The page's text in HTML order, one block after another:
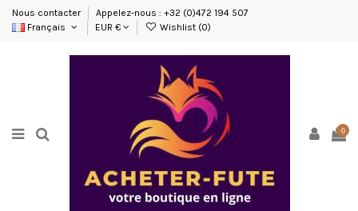
Nous contacter
Appelez-nous : +32 (0)472 194 507
Français
EUR € Wishlist (0)
0